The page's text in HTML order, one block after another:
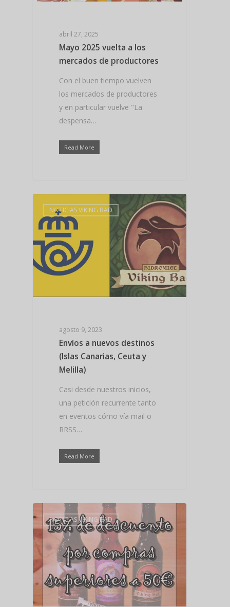
Hit enter to search or ESC to close
abril 27, 2025
Mayo 2025 vuelta a los
mercados de productores
Con el buen tiempo vuelven
los mercados de productores
y en particular vuelve "La
despensa…
Read More
NOTICIAS VIKING BAD
agosto 9, 2023
Envíos a nuevos destinos
(Islas Canarias, Ceuta y
Melilla)
Casi desde nuestros inicios,
una petición recurrente tanto
en eventos cómo vía mail o
RRSS…
Read More
NOTICIAS VIKING BAD